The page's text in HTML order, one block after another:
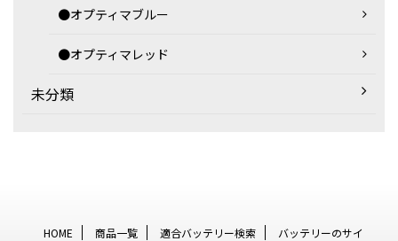
●オプティマブルー
●オプティマレッド
未分類
HOME 商品一覧 適合バッテリー検索
バッテリーのサイ